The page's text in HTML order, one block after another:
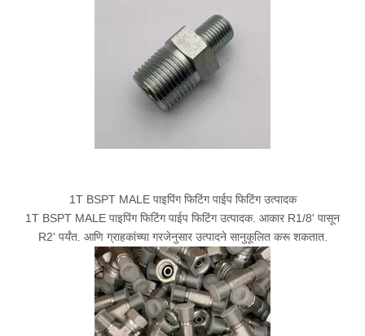
1T BSPT MALE पाइपिंग फिटिंग पाईप फिटिंग उत्पादक
1T BSPT MALE पाइपिंग फिटिंग पाईप फिटिंग उत्पादक. आकार R1/8' पासून
R2' पर्यंत. आणि ग्राहकांच्या गरजेनुसार उत्पादने सानुकूलित करू शकतात.